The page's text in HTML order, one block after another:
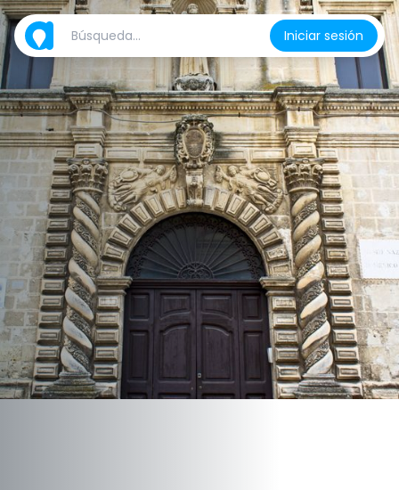
Iniciar sesión